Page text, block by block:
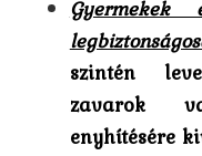
szintén
zavarok
enyhítésére